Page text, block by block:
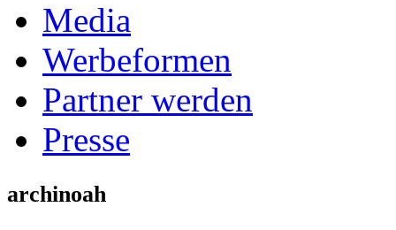
Media
Werbeformen
Partner werden
Presse
archinoah